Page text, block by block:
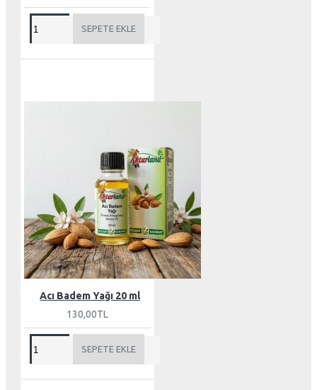
SEPETE EKLE
Acı Badem Yağı 20 ml
130,00TL
SEPETE EKLE